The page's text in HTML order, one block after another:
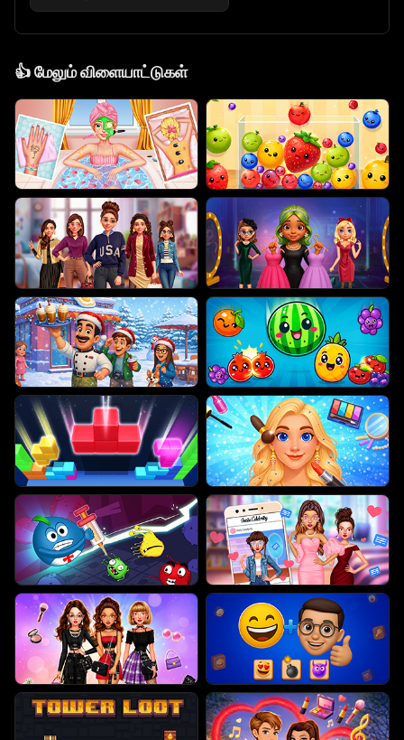
👍மேலும் விளையாட்டுகள்